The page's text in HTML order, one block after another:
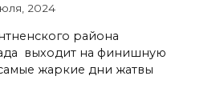
2024
района
выходит на финишную
жаркие дни жатвы